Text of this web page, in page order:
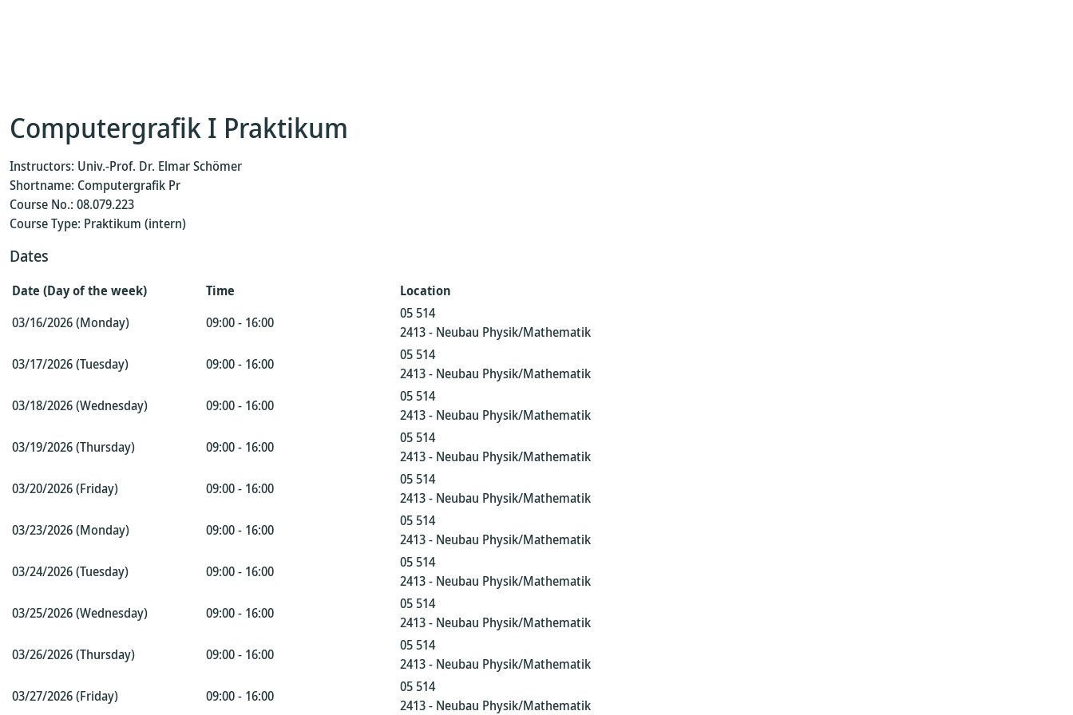
Computergrafik I Praktikum
Instructors: Univ.-Prof. Dr. Elmar Schömer
Shortname: Computergrafik Pr
Course No.: 08.079.223
Course Type: Praktikum (intern)
Dates
Date (Day of the week) Time
Location
03/16/2026 (Monday)
09:00 - 16:00
05 514
2413 - Neubau Physik/Mathematik
03/17/2026 (Tuesday)
09:00 - 16:00
05 514
2413 - Neubau Physik/Mathematik
03/18/2026 (Wednesday)
09:00 - 16:00
05 514
2413 - Neubau Physik/Mathematik
03/19/2026 (Thursday)
09:00 - 16:00
05 514
2413 - Neubau Physik/Mathematik
03/20/2026 (Friday)
09:00 - 16:00
05 514
2413 - Neubau Physik/Mathematik
03/23/2026 (Monday)
09:00 - 16:00
05 514
2413 - Neubau Physik/Mathematik
03/24/2026 (Tuesday)
09:00 - 16:00
05 514
2413 - Neubau Physik/Mathematik
03/25/2026 (Wednesday)
09:00 - 16:00
05 514
2413 - Neubau Physik/Mathematik
03/26/2026 (Thursday)
09:00 - 16:00
05 514
2413 - Neubau Physik/Mathematik
03/27/2026 (Friday)
09:00 - 16:00
05 514
2413 - Neubau Physik/Mathematik